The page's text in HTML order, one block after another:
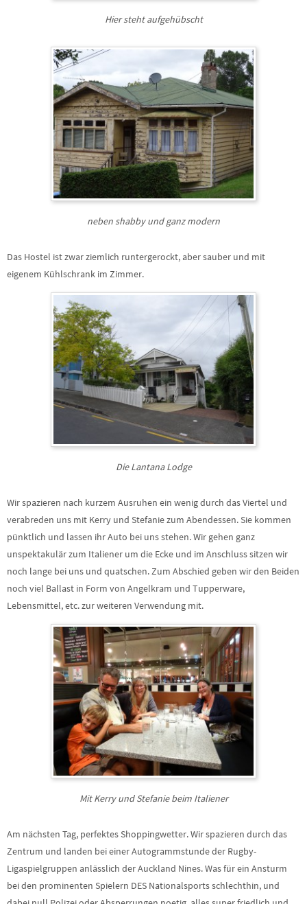
Hier steht aufgehübscht
neben shabby und ganz modern
Das Hostel ist zwar ziemlich runtergerockt, aber sauber und mit
eigenem Kühlschrank im Zimmer.
Die Lantana Lodge
Wir spazieren nach kurzem Ausruhen ein wenig durch das Viertel und
verabreden uns mit Kerry und Stefanie zum Abendessen. Sie kommen
pünktlich und lassen ihr Auto bei uns stehen. Wir gehen ganz
unspektakulär zum Italiener um die Ecke und im Anschluss sitzen wir
noch lange bei uns und quatschen. Zum Abschied geben wir den Beiden
noch viel Ballast in Form von Angelkram und Tupperware,
Lebensmittel, etc. zur weiteren Verwendung mit.
Mit Kerry und Stefanie beim Italiener
Am nächsten Tag, perfektes Shoppingwetter. Wir spazieren durch das
Zentrum und landen bei einer Autogrammstunde der Rugby-
Ligaspielgruppen anlässlich der Auckland Nines. Was für ein Ansturm
bei den prominenten Spielern DES Nationalsports schlechthin, und